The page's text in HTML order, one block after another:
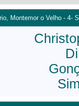
Montemor o Velho - 4-